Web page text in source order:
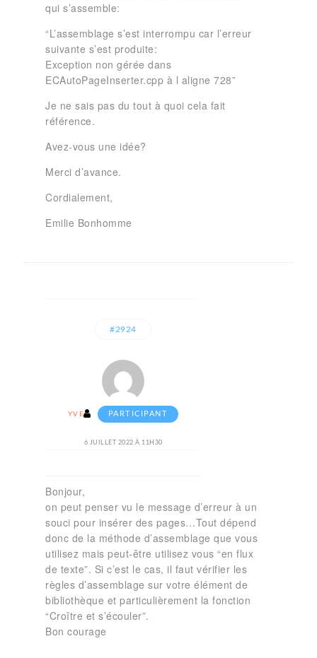
qui s’assemble:
“L’assemblage s’est interrompu car l’erreur
suivante s’est produite:
Exception non gérée dans
ECAutoPageInserter.cpp à l aligne 728”
Je ne sais pas du tout à quoi cela fait
référence.
Avez-vous une idée?
Merci d’avance.
Cordialement,
Emilie Bonhomme
#2924
YVES PARTICIPANT
6 JUILLET 2022 À 11H30
Bonjour,
on peut penser vu le message d’erreur à un
souci pour insérer des pages…Tout dépend
donc de la méthode d’assemblage que vous
utilisez mais peut-être utilisez vous “en flux
de texte”. Si c’est le cas, il faut vérifier les
règles d’assemblage sur votre élément de
bibliothèque et particulièrement la fonction
“Croître et s’écouler”.
Bon courage